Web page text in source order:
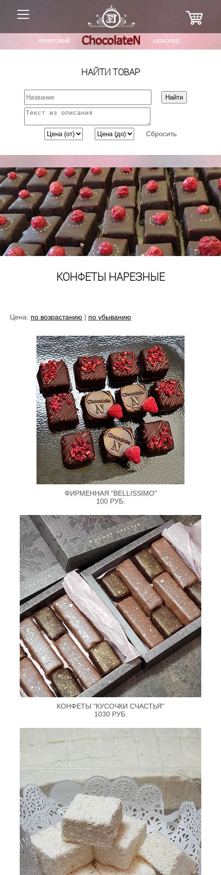
НАЙТИ ТОВАР
Сбросить
КОНФЕТЫ НАРЕЗНЫЕ
Цена: по возрастанию | по убыванию
ФИРМЕННАЯ "BELLISSIMO"
100 РУБ.
КОНФЕТЫ "КУСОЧКИ СЧАСТЬЯ"
1030 РУБ.